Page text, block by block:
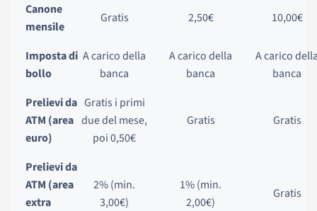
Canone
mensile
Gratis 2,50€ 10,00€
Imposta di
bollo
A carico della
banca
A carico della
banca
A carico
banca
Prelievi da
ATM (area
euro)
Gratis i primi
due del mese,
poi 0,50€
Gratis Gratis
Prelievi da
ATM (area
extra
2% (min.
3,00€)
1% (min.
2,00€)
Gratis